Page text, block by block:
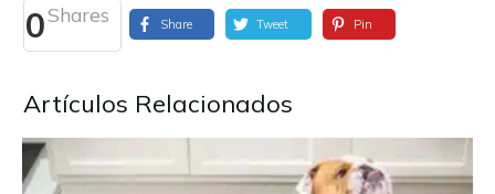
0Shares Share Tweet Pin
Artículos Relacionados